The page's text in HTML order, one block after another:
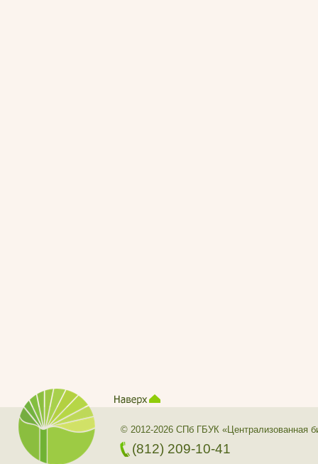
© 2012-2026 СПб ГБУК «Централизованная
(812) 209-10-41